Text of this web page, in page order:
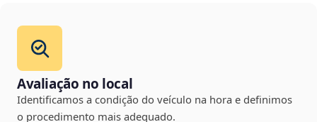
Avaliação no local
Identificamos a condição do veículo na hora e definimos
o procedimento mais adequado.